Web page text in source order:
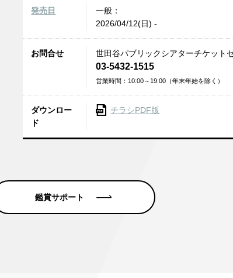
発売日
一般：
2026/04/12(日) -
お問合せ 世田谷パブリックシアターチケット
03-5432-1515
営業時間：10:00～19:00（年末年始を除く）
ダウンロー
ド
チラシPDF版
鑑賞サポート